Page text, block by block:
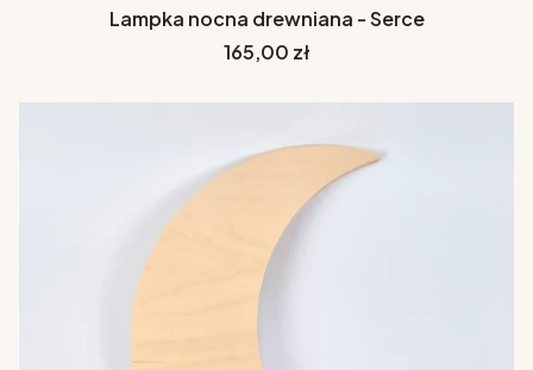
Lampka nocna drewniana - Serce
Cena
165,00 zł